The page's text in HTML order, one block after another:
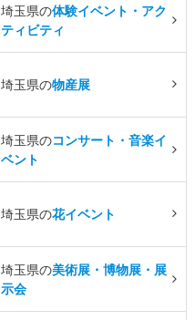
埼玉県の体験イベント・アク
ティビティ
埼玉県の物産展
埼玉県のコンサート・音楽イ
ベント
埼玉県の花イベント
埼玉県の美術展・博物展・展
示会